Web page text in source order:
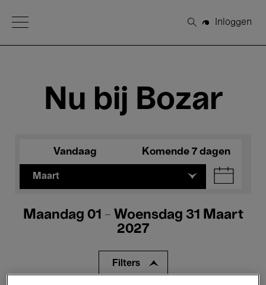
Open Menu
Zoeken
Inloggen
Nu bij Bozar
Vandaag Komende 7 dagen
Maart
Maandag 01 - Woensdag 31 Maart
2027
Filters